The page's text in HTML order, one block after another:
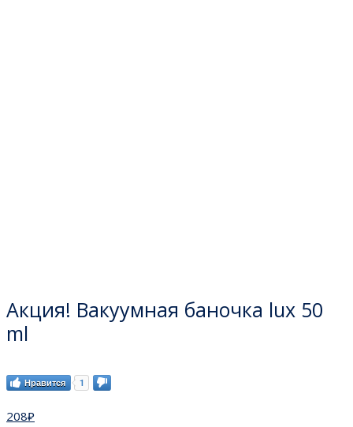
Акция! Вакуумная баночка lux 50
ml
Нравится 1
208₽